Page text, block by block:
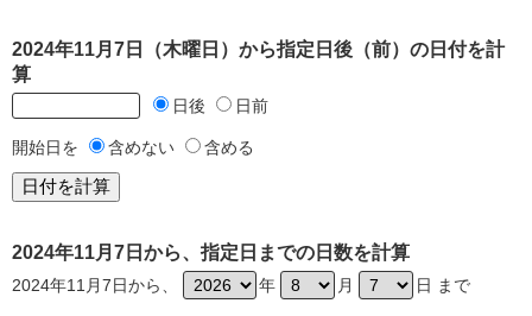
2024年11月7日（木曜日）から指定日後（前）の日付を計
算
日後 日前
開始日を 含めない 含める
2024年11月7日から、指定日までの日数を計算
2024年11月7日から、 年 月 日 まで